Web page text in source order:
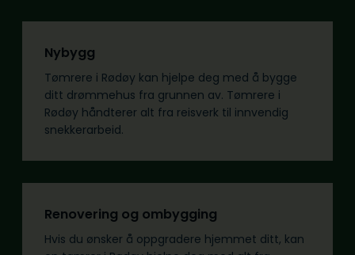
Nybygg
Tømrere i Rødøy kan hjelpe deg med å bygge
ditt drømmehus fra grunnen av. Tømrere i
Rødøy håndterer alt fra reisverk til innvendig
snekkerarbeid.
Renovering og ombygging
Hvis du ønsker å oppgradere hjemmet ditt, kan